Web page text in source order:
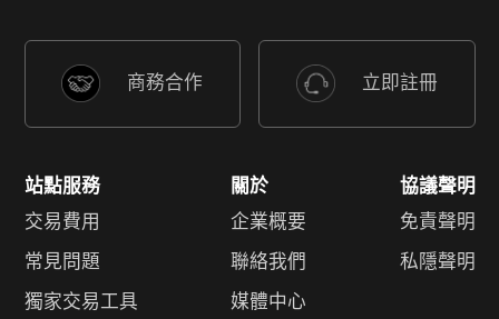
商務合作 立即註冊
站點服務
交易費用
常見問題
獨家交易工具
關於
企業概要
聯絡我們
媒體中心
協議聲明
免責聲明
私隱聲明